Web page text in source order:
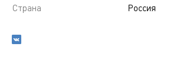
Страна Россия